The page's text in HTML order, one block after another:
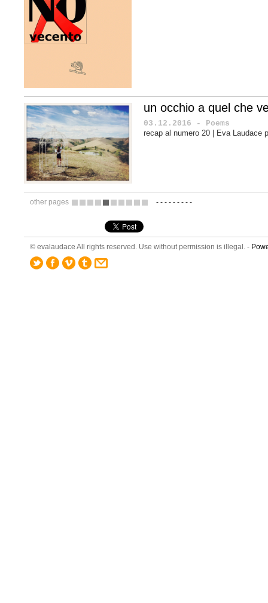
un occhio a quel che
03.12.2016 - Poems
recap al numero 20 | Eva Laudace
other pages - - - - - - - - -
© evalaudace All rights reserved. Use without permission is illegal. -